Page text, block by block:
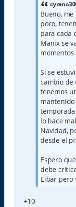
Bueno,
poco,
para cada
Manix se
momentos
Si se
cambio de
tenemos
lo hace
Navidad,
desde el
Espero
debe
Eibar pero
+10